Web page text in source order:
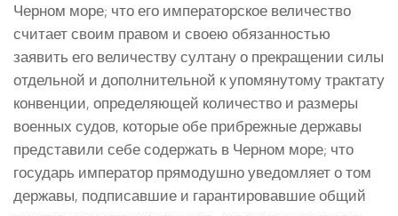
Черном море; что его императорское величество
считает своим правом и своею обязанностью
заявить его величеству султану о прекращении силы
отдельной и дополнительной к упомянутому трактату
конвенции, определяющей количество и размеры
военных судов, которые обе прибрежные державы
представили себе содержать в Черном море; что
государь император прямодушно уведомляет о том
державы, подписавшие и гарантировавшие общий